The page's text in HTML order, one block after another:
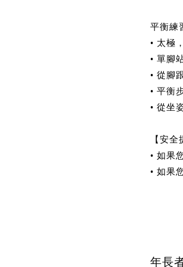
平衡練
• 太極
• 單腳
• 從腳
• 平衡
• 從坐
【安全
• 如果
• 如果
年長